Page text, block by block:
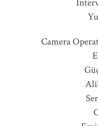
Camera